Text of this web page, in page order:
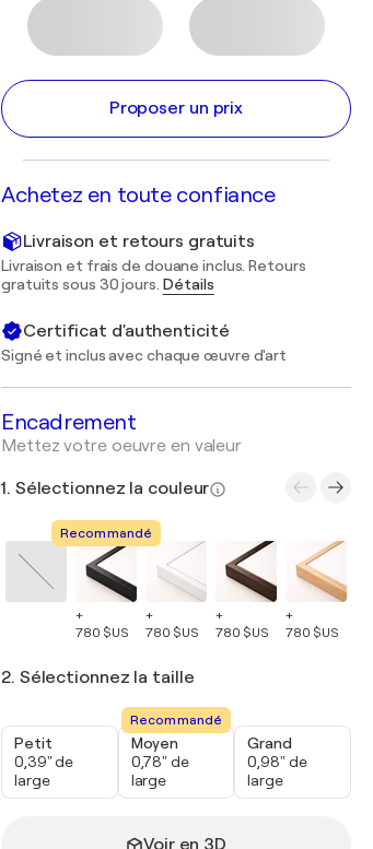
Proposer un prix
Achetez en toute confiance
Livraison et retours gratuits
Livraison et frais de douane inclus. Retours
gratuits sous 30 jours. Détails
Certificat d'authenticité
Signé et inclus avec chaque œuvre d'art
Encadrement
Mettez votre oeuvre en valeur
1. Sélectionnez la couleur
Recommandé
+
780 $US
+
780 $US
+
780 $US
+
780 $US
2. Sélectionnez la taille
Petit
0,39" de
large
Recommandé
Moyen
0,78" de
large
Grand
0,98" de
large
Voir en 3D